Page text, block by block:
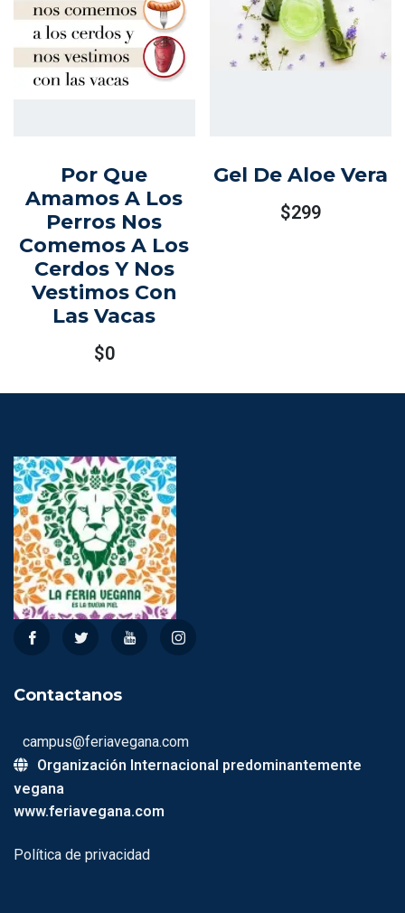
Por Que
Amamos A Los
Perros Nos
Comemos A Los
Cerdos Y Nos
Vestimos Con
Las Vacas
$0
Gel De Aloe Vera
$299
Contactanos
campus@feriavegana.com
Organización Internacional predominantemente
vegana
www.feriavegana.com
Política de privacidad